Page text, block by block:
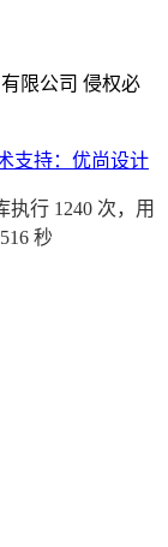
限公司 侵权必
支持：优尚设计
执行 1240 次，用
秒